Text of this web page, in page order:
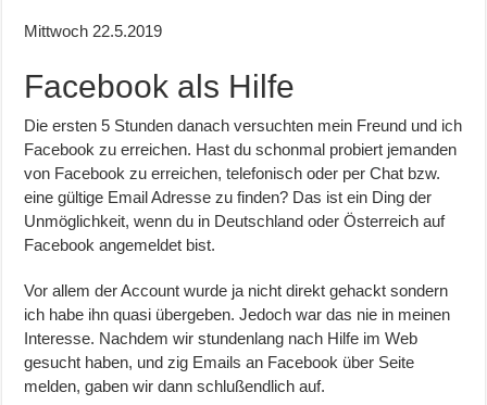
Mittwoch 22.5.2019
Facebook als Hilfe
Die ersten 5 Stunden danach versuchten mein Freund und ich
Facebook zu erreichen. Hast du schonmal probiert jemanden
von Facebook zu erreichen, telefonisch oder per Chat bzw.
eine gültige Email Adresse zu finden? Das ist ein Ding der
Unmöglichkeit, wenn du in Deutschland oder Österreich auf
Facebook angemeldet bist.
Vor allem der Account wurde ja nicht direkt gehackt sondern
ich habe ihn quasi übergeben. Jedoch war das nie in meinen
Interesse. Nachdem wir stundenlang nach Hilfe im Web
gesucht haben, und zig Emails an Facebook über Seite
melden, gaben wir dann schlußendlich auf.